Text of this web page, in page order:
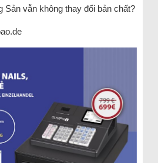
Sản vẫn không thay đổi bản chất?